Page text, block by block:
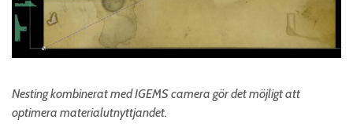
Nesting kombinerat med IGEMS camera gör det möjligt att
optimera materialutnyttjandet.